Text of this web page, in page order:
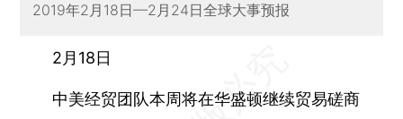
2019年2月18日—2月24日全球大事预报
2月18日
中美经贸团队本周将在华盛顿继续贸易磋商